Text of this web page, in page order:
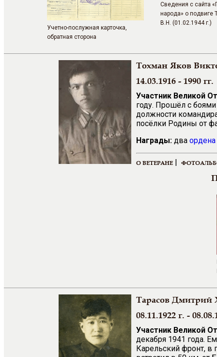
Учетно-послужная карточка,
обратная сторона
Сведения с сайта
народа» о подвиге
В.Н. (01.02.1944 г.)
Тохман Яков
14.03.1916 - 1990 гг.
Участник Великой
году. Прошёл с боями
должности
посёлки Родины от
Награды: два
О ВЕТЕРАНЕ |
Тарасов Дмитрий
08.11.1922 г. -
Участник Великой
декабря 1941 года.
Карельский фронт, в